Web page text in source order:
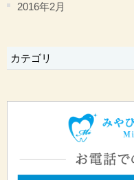
2016年2月
カテゴリ